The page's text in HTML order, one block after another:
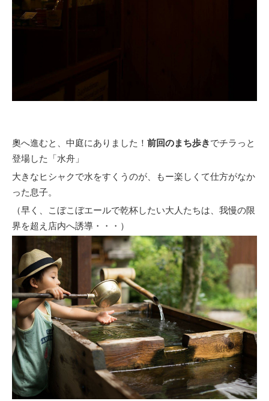
奧へ進むと、中庭にありました！ 前回のまち歩きでチラっと
登場した「水舟」
大きなヒシャクで水をすくうのが、もー楽しくて仕方がなか
った息子。
（早く、こぼこぼエールで乾杯したい大人たちは、我慢の限
界を超え店内へ誘導・・・）